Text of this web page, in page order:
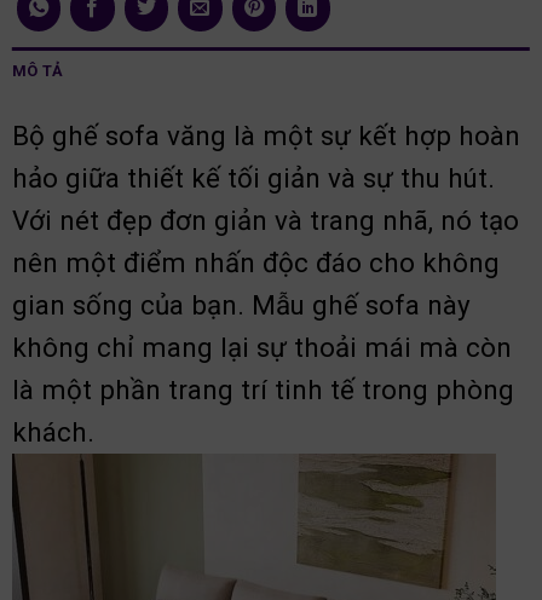
MÔ TẢ
Bộ ghế sofa văng là một sự kết hợp hoàn
hảo giữa thiết kế tối giản và sự thu hút.
Với nét đẹp đơn giản và trang nhã, nó tạo
nên một điểm nhấn độc đáo cho không
gian sống của bạn. Mẫu ghế sofa này
không chỉ mang lại sự thoải mái mà còn
là một phần trang trí tinh tế trong phòng
khách.